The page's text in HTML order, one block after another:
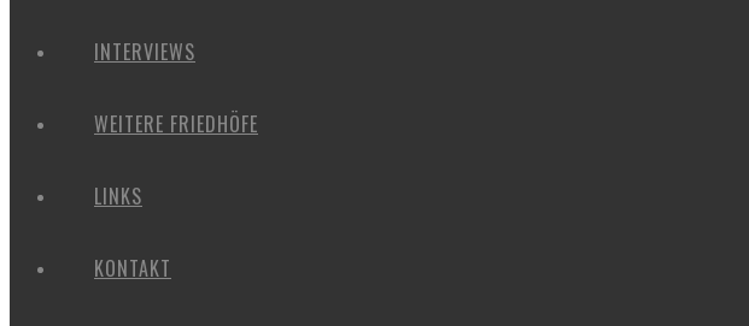
INTERVIEWS
WEITERE FRIEDHÖFE
LINKS
KONTAKT